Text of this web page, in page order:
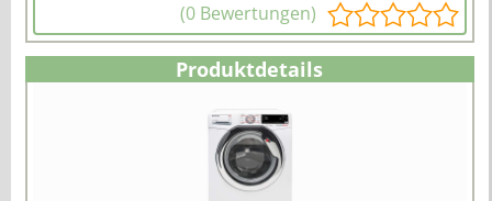
(0 Bewertungen)
Produktdetails